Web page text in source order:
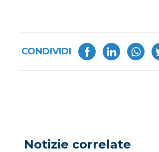
CONDIVIDI
Notizie correlate